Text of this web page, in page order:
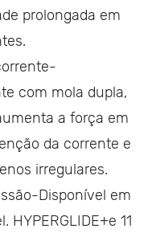
prolongada em
com mola dupla,
a força em
da corrente e
irregulares.
Disponível em
HYPERGLIDE+e 11